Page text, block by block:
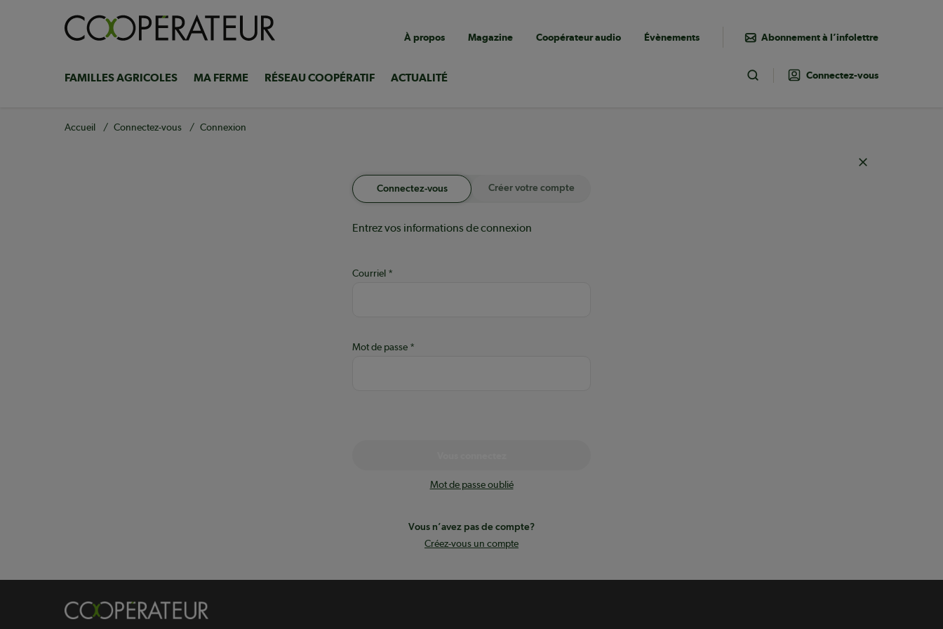
Navigation
utilitaire
À propos Magazine Coopérateur audio Évènements Abonnement à l’infolettre
Navigation
principale
FAMILLES AGRICOLES MA FERME RÉSEAU COOPÉRATIF ACTUALITÉ Toggle Search
Connectez-vous
Fil
Accueil Connectez-vous Connexion
Connectez-vous Créer votre compte
Entrez vos informations de connexion
Courriel
Mot de passe
Mot de passe oublié
Vous n’avez pas de compte?
Créez-vous un compte